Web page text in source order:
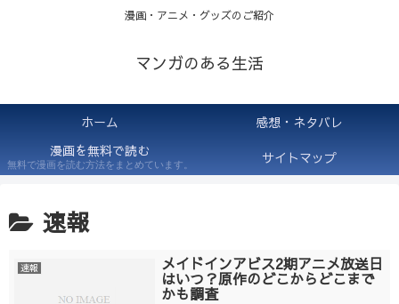
漫画・アニメ・グッズのご紹介
マンガのある生活
ホーム
感想・ネタバレ
漫画を無料で読む
無料で漫画を読む方法をまとめています。 サイトマップ
速報
速報 メイドインアビス2期アニメ放送日
はいつ？原作のどこからどこまで
かも調査